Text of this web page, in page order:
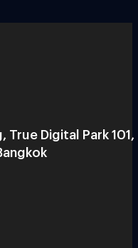
Digital Park 101,